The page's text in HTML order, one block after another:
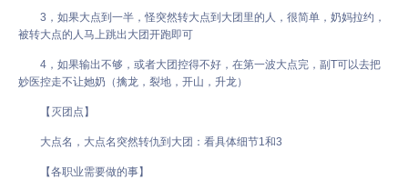
3，如果大点到一半，怪突然转大点到大团里的人，很简单，奶妈拉约，
被转大点的人马上跳出大团开跑即可
4，如果输出不够，或者大团控得不好，在第一波大点完，副T可以去把
妙医控走不让她奶（擒龙，裂地，开山，升龙）
【灭团点】
大点名，大点名突然转仇到大团：看具体细节1和3
【各职业需要做的事】